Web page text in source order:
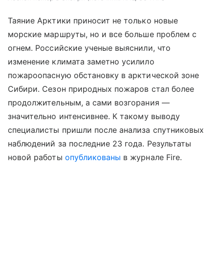
Таяние Арктики приносит не только новые
морские маршруты, но и все больше проблем с
огнем. Российские ученые выяснили, что
изменение климата заметно усилило
пожароопасную обстановку в арктической зоне
Сибири. Сезон природных пожаров стал более
продолжительным, а сами возгорания —
значительно интенсивнее. К такому выводу
специалисты пришли после анализа спутниковых
наблюдений за последние 23 года. Результаты
новой работы опубликованы в журнале Fire.